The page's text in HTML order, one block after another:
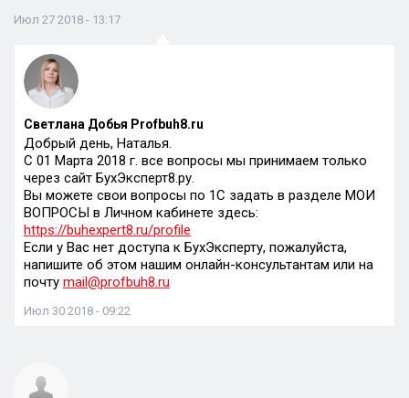
Июл 27 2018 - 13:17
Светлана Добья Profbuh8.ru
Добрый день, Наталья.
С 01 Марта 2018 г. все вопросы мы принимаем только
через сайт БухЭксперт8.ру.
Вы можете свои вопросы по 1С задать в разделе МОИ
ВОПРОСЫ в Личном кабинете здесь:
https://buhexpert8.ru/profile
Если у Вас нет доступа к БухЭксперту, пожалуйста,
напишите об этом нашим онлайн-консультантам или на
почту mail@profbuh8.ru
Июл 30 2018 - 09:22